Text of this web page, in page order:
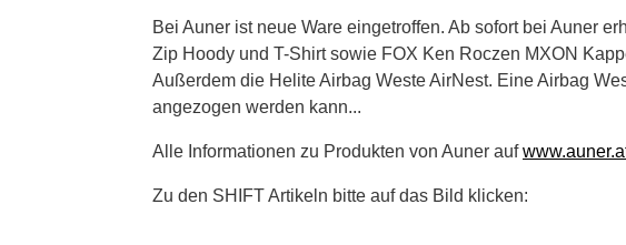
Bei Auner ist neue Ware eingetroffen. Ab sofort bei Auner
Zip Hoody und T-Shirt sowie FOX Ken Roczen MXON
Außerdem die Helite Airbag Weste AirNest. Eine Airbag
angezogen werden kann...
Alle Informationen zu Produkten von Auner auf
Zu den SHIFT Artikeln bitte auf das Bild klicken: